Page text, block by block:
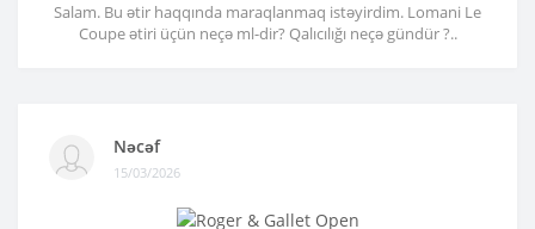
Salam. Bu ətir haqqında maraqlanmaq istəyirdim. Lomani Le
Coupe ətiri üçün neçə ml-dir? Qalıcılığı neçə gündür ?..
Nəcəf
15/03/2026